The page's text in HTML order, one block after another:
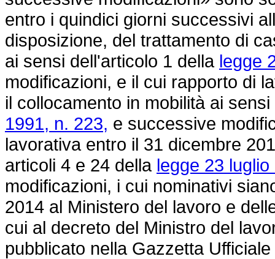
entro i quindici giorni successivi
disposizione, del trattamento di
ai sensi dell'articolo 1 della legge
modificazioni, e il cui rapporto di
il collocamento in mobilità ai
1991, n. 223, e successive
lavorativa entro il 31 dicembre
articoli 4 e 24 della legge 23
modificazioni, i cui nominativi
2014 al Ministero del lavoro e
cui al decreto del Ministro del
pubblicato nella Gazzetta